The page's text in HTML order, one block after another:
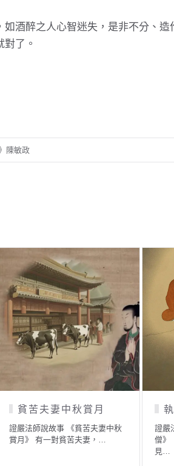
酒醉之人心智迷失，是非不分、
了。
陳敏政
國王
故事 《善妒的國王》
一則故事 ── 在…
小鳥與阿
證嚴法師說故事
王》 印度有一